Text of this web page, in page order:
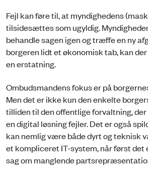
Fejl kan føre til, at myndighedens
tilsidesættes som ugyldig.
behandle sagen igen og træffe en ny
borgeren lidt et økonomisk tab, kan
en erstatning.
Ombudsmandens fokus er på
Men det er ikke kun den enkelte
tilliden til den offentlige forvaltning, der
en digital løsning fejler. Det er også
kan nemlig være både dyrt og teknisk
et kompliceret IT-system, når først det
sag om manglende